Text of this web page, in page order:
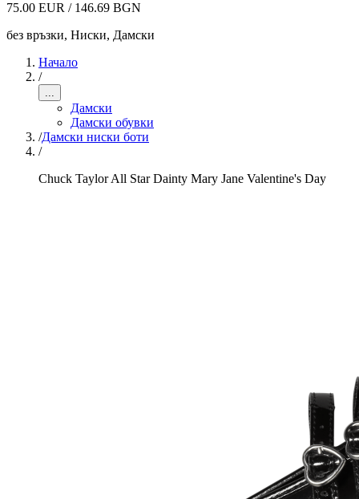
75.00 EUR / 146.69 BGN
без връзки, Ниски, Дамски
Начало
/
...
Дамски
Дамски обувки
/Дамски ниски боти
/
Chuck Taylor All Star Dainty Mary Jane Valentine's Day